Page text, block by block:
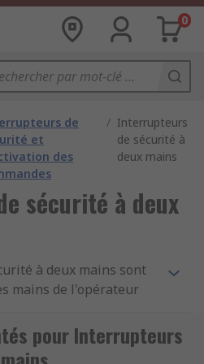
0
de
et
des
/ Interrupteurs
de sécurité à
deux mains
sécurité à deux
à deux mains sont
mains de l'opérateur
peut être
doivent être utilisées
pour Interrupteurs